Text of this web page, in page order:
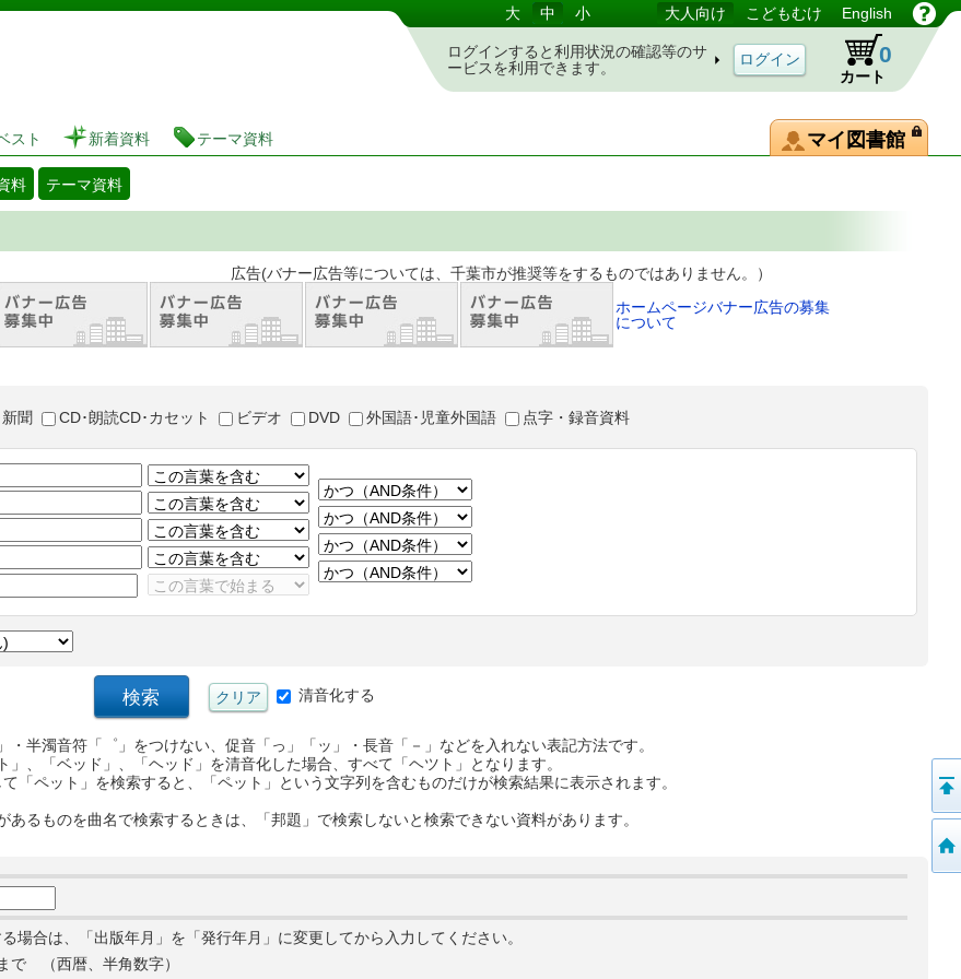
図書館 蔵書検索・予約システム 大 中 小 大人向け こどもむけ English
ログインすると利用状況の確認等のサ
ービスを利用できます。
カート
0
スト 新着資料 テーマ資料 マイ図書館
料 テーマ資料
告(バナー広告等については、千葉市が推奨等をするものではありません。）
ホームページバナー広告の募集
について
聞 CD･朗読CD･カセット ビデオ DVD 外国語･児童外国語 点字・録音資料
清音化する
・半濁音符「゜」をつけない、促音「っ」「ッ」・長音「－」などを入れない表記方法です。
」、「ベッド」、「ヘッド」を清音化した場合、すべて「ヘツト」となります。
「ペット」を検索すると、「ペット」という文字列を含むものだけが検索結果に表示されます。
あるものを曲名で検索するときは、「邦題」で検索しないと検索できない資料があります。
場合は、「出版年月」を「発行年月」に変更してから入力してください。
で （西暦、半角数字）